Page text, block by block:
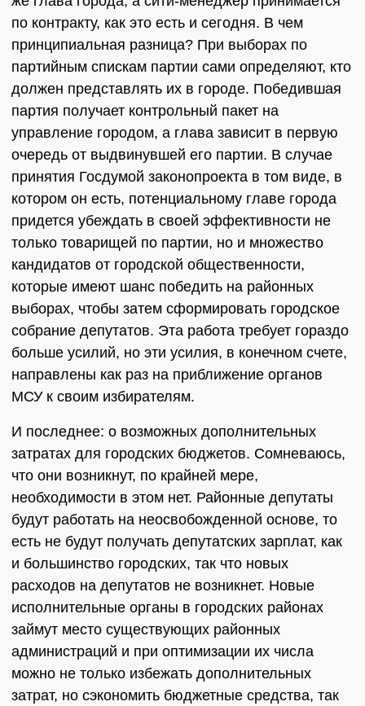
по контракту, как это есть и сегодня. В чем
принципиальная разница? При выборах по
партийным спискам партии сами определяют, кто
должен представлять их в городе. Победившая
партия получает контрольный пакет на
управление городом, а глава зависит в первую
очередь от выдвинувшей его партии. В случае
принятия Госдумой законопроекта в том виде, в
котором он есть, потенциальному главе города
придется убеждать в своей эффективности не
только товарищей по партии, но и множество
кандидатов от городской общественности,
которые имеют шанс победить на районных
выборах, чтобы затем сформировать городское
собрание депутатов. Эта работа требует гораздо
больше усилий, но эти усилия, в конечном счете,
направлены как раз на приближение органов
МСУ к своим избирателям.
И последнее: о возможных дополнительных
затратах для городских бюджетов. Сомневаюсь,
что они возникнут, по крайней мере,
необходимости в этом нет. Районные депутаты
будут работать на неосвобожденной основе, то
есть не будут получать депутатских зарплат, как
и большинство городских, так что новых
расходов на депутатов не возникнет. Новые
исполнительные органы в городских районах
займут место существующих районных
администраций и при оптимизации их числа
можно не только избежать дополнительных
затрат, но сэкономить бюджетные средства, так